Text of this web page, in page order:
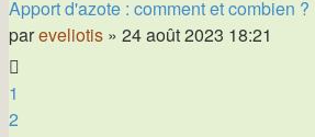
Apport d'azote : comment et combien ?
pareveliotis » 24 août 2023 18:21
1
2